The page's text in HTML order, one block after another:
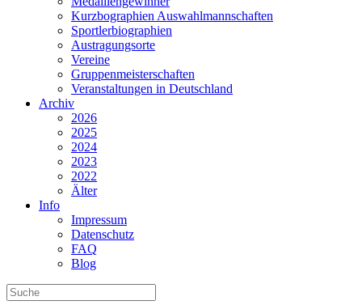
Kurzbographien Auswahlmannschaften
Sportlerbiographien
Austragungsorte
Vereine
Gruppenmeisterschaften
Veranstaltungen in Deutschland
Archiv
2026
2025
2024
2023
2022
Älter
Info
Impressum
Datenschutz
FAQ
Blog